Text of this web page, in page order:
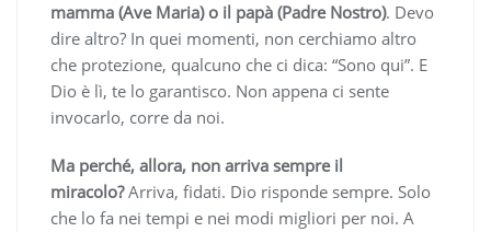
mamma (Ave Maria) o il papà (Padre Nostro). Devo
dire altro? In quei momenti, non cerchiamo altro
che protezione, qualcuno che ci dica: “Sono qui”. E
Dio è lì, te lo garantisco. Non appena ci sente
invocarlo, corre da noi.
Ma perché, allora, non arriva sempre il
miracolo?Arriva, fidati. Dio risponde sempre. Solo
che lo fa nei tempi e nei modi migliori per noi. A